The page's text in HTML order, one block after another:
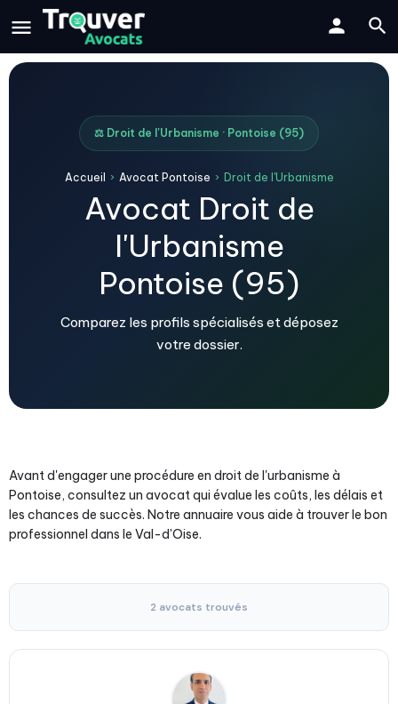
⚖️ Droit de l'Urbanisme · Pontoise (95)
Accueil › Avocat Pontoise › Droit de l'Urbanisme
Avocat Droit de
l'Urbanisme
Pontoise (95)
Comparez les profils spécialisés et déposez
votre dossier.
Avant d'engager une procédure en droit de l'urbanisme à
Pontoise, consultez un avocat qui évalue les coûts, les délais et
les chances de succès. Notre annuaire vous aide à trouver le bon
professionnel dans le Val-d'Oise.
2 avocats trouvés